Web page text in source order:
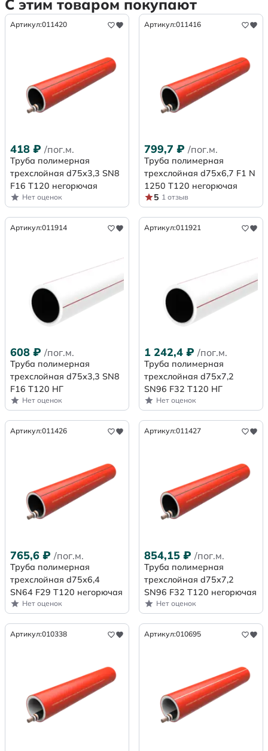
С этим товаром покупают
Артикул:011420
418 ₽ /пог.м.
Труба полимерная
трехслойная d75х3,3 SN8
F16 Т120 негорючая
Нет оценок
Артикул:011416
799,7 ₽ /пог.м.
Труба полимерная
трехслойная d75x6,7 F1 N
1250 Т120 негорючая
5 1 отзыв
Артикул:011914
608 ₽ /пог.м.
Труба полимерная
трехслойная d75х3,3 SN8
F16 Т120 НГ
Нет оценок
Артикул:011921
1 242,4 ₽ /пог.м.
Труба полимерная
трехслойная d75х7,2
SN96 F32 Т120 НГ
Нет оценок
Артикул:011426
765,6 ₽ /пог.м.
Труба полимерная
трехслойная d75х6,4
SN64 F29 Т120 негорючая
Нет оценок
Артикул:011427
854,15 ₽ /пог.м.
Труба полимерная
трехслойная d75х7,2
SN96 F32 Т120 негорючая
Нет оценок
Артикул:010338 Артикул:010695